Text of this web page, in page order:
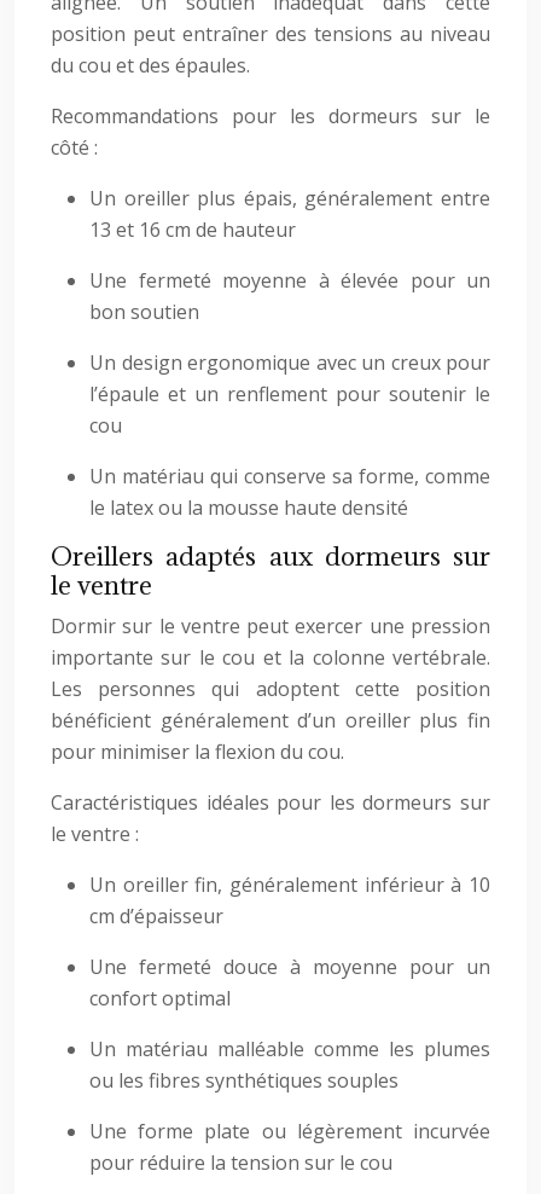
position peut entraîner des tensions au niveau
du cou et des épaules.
Recommandations pour les dormeurs sur le
côté :
Un oreiller plus épais, généralement entre
13 et 16 cm de hauteur
Une fermeté moyenne à élevée pour un
bon soutien
Un design ergonomique avec un creux pour
l’épaule et un renflement pour soutenir le
cou
Un matériau qui conserve sa forme, comme
le latex ou la mousse haute densité
Oreillers adaptés aux dormeurs sur
le ventre
Dormir sur le ventre peut exercer une pression
importante sur le cou et la colonne vertébrale.
Les personnes qui adoptent cette position
bénéficient généralement d’un oreiller plus fin
pour minimiser la flexion du cou.
Caractéristiques idéales pour les dormeurs sur
le ventre :
Un oreiller fin, généralement inférieur à 10
cm d’épaisseur
Une fermeté douce à moyenne pour un
confort optimal
Un matériau malléable comme les plumes
ou les fibres synthétiques souples
Une forme plate ou légèrement incurvée
pour réduire la tension sur le cou